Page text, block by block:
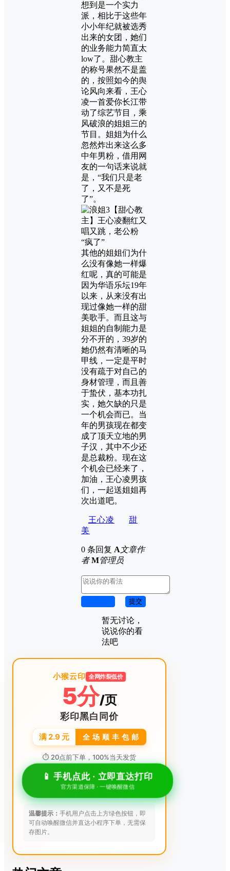
想到是一个实力
派，相比于这些年
小小年纪就被选秀
出来的女团，她们
的业务能力简直太
low了。甜心教主
的称号果然不是盖
的，按照如今的舆
论风向来看，王心
凌一首爱你长江带
动了综艺节目，乘
风破浪的姐姐三的
节目。姐姐为什么
忽然炸出来这么多
中年男粉，借用网
友的一句话来说就
是，“我们只是老
了，又不是死
了”。
其他的姐姐们为什
么没有像她一样爆
红呢，真的可能是
因为华语乐坛19年
以来，从来没有出
现过像她一样的甜
美歌手。而且这与
姐姐的自制能力是
分不开的，39岁的
她仍然有清晰的马
甲线，一定是平时
没有疏于对自己的
身材管理，而且善
于蛰伏，基本功扎
实，她欠缺的只是
一个机会而已。当
年的男孩现在都变
成了顶天立地的男
子汉，其中不少还
是总裁粉。现在这
个机会已经来了，
加油，王心凌男孩
们，一起送姐姐再
次出道吧。
王心凌
甜
美
0 条回复 A文章作
者 M管理员
提交
暂无讨论，
说说你的看
法吧
小猴云印 全网炸裂低价
5分/页
彩印黑白同价
满 2.9 元 全 场 顺 丰 包 邮
⏱ 20点前下单，100%当天发货
📱 手机点此 · 立即直达打印
官方渠道保障 · 一键唤醒微信
温馨提示： 手机用户点击上方绿色按钮，即
可自动唤醒微信并直达小程序下单，无需保
存图片。